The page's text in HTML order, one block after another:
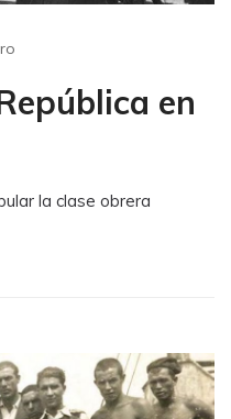
en
la clase obrera